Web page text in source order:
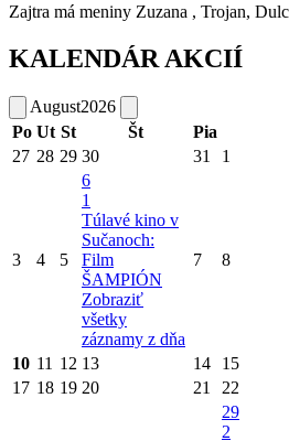
Zajtra má meniny Zuzana , Trojan,
KALENDÁR AKCIÍ
August2026
Po Ut St Št Pia
27 28 29 30 31 1
3 4 5
6
1
Túlavé kino v
Sučanoch:
Film
ŠAMPIÓN
Zobraziť
všetky
záznamy z dňa
7 8
10 11 12 13 14 15
17 18 19 20 21 22
29
2